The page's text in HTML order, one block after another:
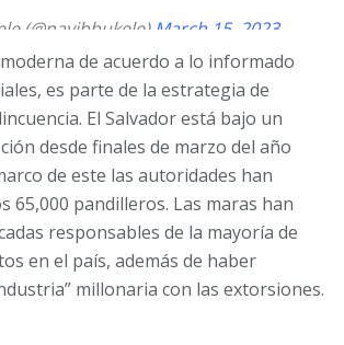
(@nayibbukele) March 15, 2023
de acuerdo a lo informado
es parte de la estrategia de
El Salvador está bajo un
desde finales de marzo del año
de este las autoridades han
65,000 pandilleros. Las maras han
responsables de la mayoría de
en el país, además de haber
millonaria con las extorsiones.